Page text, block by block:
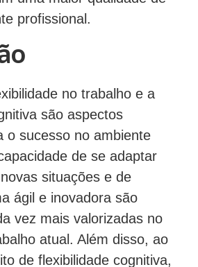
profissional.
no trabalho e a
são aspectos
o sucesso no ambiente
de se adaptar
situações e de
ágil e inovadora são
vez mais valorizadas no
atual. Além disso, ao
de flexibilidade cognitiva,